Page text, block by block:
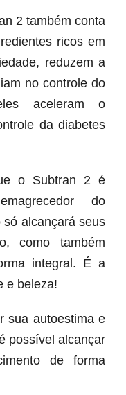
2 também conta
ricos em
reduzem a
no controle do
aceleram o
da diabetes
o Subtran 2 é
do
alcançará seus
como também
integral. É a
e beleza!
sua autoestima e
possível alcançar
de forma